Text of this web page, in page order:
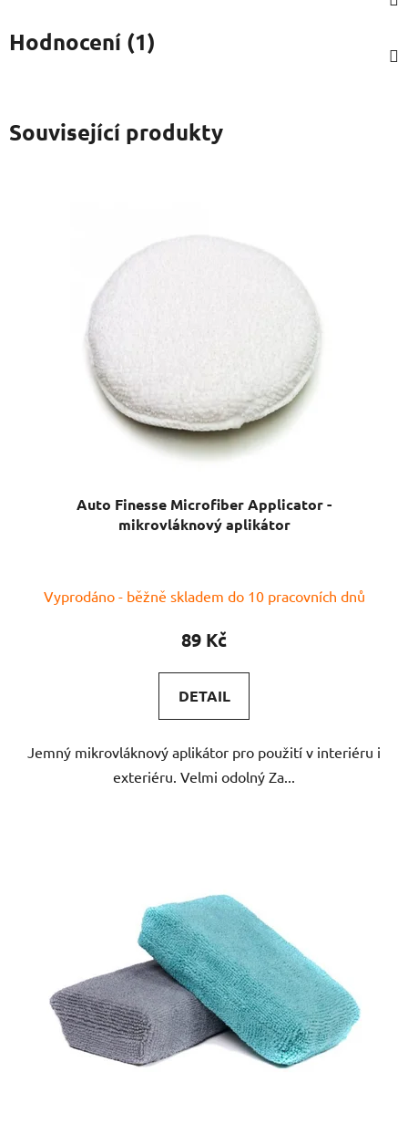
Hodnocení (1)
Související produkty
Auto Finesse Microfiber Applicator -
mikrovláknový aplikátor
hodnocení
produktu
5,0
z
hvězdiček.
Vyprodáno - běžně skladem do 10 pracovních dnů
89 Kč
DETAIL
Jemný mikrovláknový aplikátor pro použití v interiéru i
exteriéru. Velmi odolný Za...